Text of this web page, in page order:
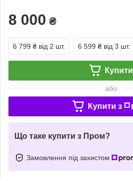
8 000 ₴
6 799 ₴ від 2 шт. 6 599 ₴ від 3 шт.
Купити
або
Купити з
Що таке купити з Пром?
Замовлення під захистом